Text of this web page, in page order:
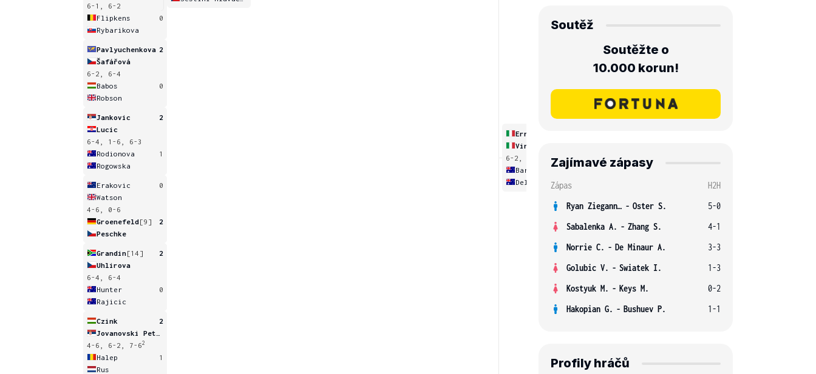
6-1, 6-2
Flipkens
0
Rybarikova
Pavlyuchenkova 2
Šafářová
6-2, 6-4
Babos
0
Robson
Jankovic
2
Lucic
6-4, 1-6, 6-3
Rodionova
1
Rogowska
Erakovic
0
Watson
4-6, 0-6
Groenefeld[9]
2
Peschke
Grandin[14]
2
Uhlirova
6-4, 6-4
Hunter
0
Rajicic
Czink
2
4-6, 6-2, 7-62
Halep
1
Rus
Errani
Vinci
6-2, 3-6, 6-2
Barty
Dellacqua
Soutěž
Soutěžte o
10.000 korun!
Zajímavé zápasy
Zápas
H2H
Ryan Ziegann S. - Oster S.
5-0
Sabalenka A. - Zhang S.
4-1
Norrie C. - De Minaur A.
3-3
Golubic V. - Swiatek I.
1-3
Kostyuk M. - Keys M.
0-2
Hakopian G. - Bushuev P. 1-1
Profily hráčů